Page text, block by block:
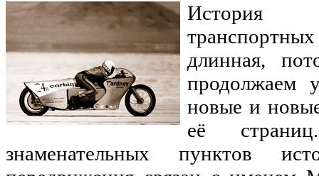
История
длинная,
продолжаем
новые и
её
знаменательных пунктов